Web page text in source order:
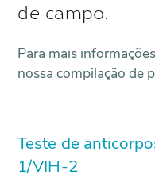
de campo.
Para mais
nossa compilação de
Teste de
1/VIH-2